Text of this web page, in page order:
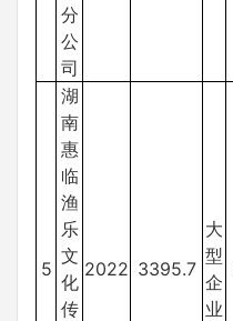
分
公
司
5
湖
南
惠
临
渔
乐
文
化
传
2022 3395.7
大
型
企
业